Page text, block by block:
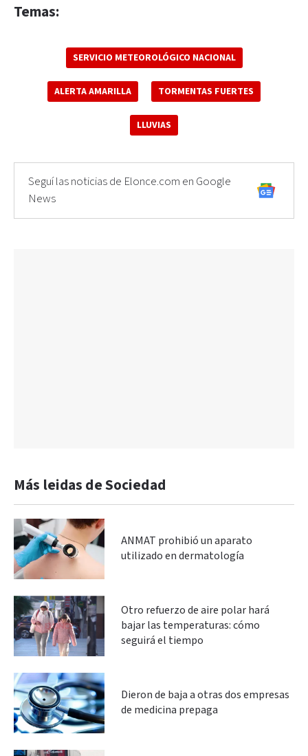
Temas:
SERVICIO METEOROLÓGICO NACIONAL
ALERTA AMARILLA TORMENTAS FUERTES
LLUVIAS
Seguí las noticias de Elonce.com en Google
News
Más leidas de Sociedad
ANMAT prohibió un aparato
utilizado en dermatología
Otro refuerzo de aire polar hará
bajar las temperaturas: cómo
seguirá el tiempo
Dieron de baja a otras dos empresas
de medicina prepaga